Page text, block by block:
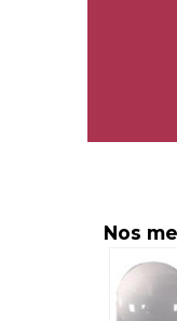
Nos